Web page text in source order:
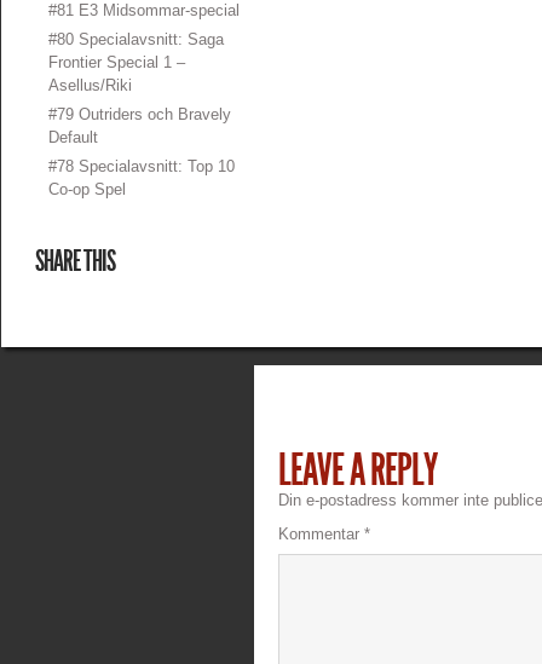
#81 E3 Midsommar-special
#80 Specialavsnitt: Saga
Frontier Special 1 –
Asellus/Riki
#79 Outriders och Bravely
Default
#78 Specialavsnitt: Top 10
Co-op Spel
SHARE THIS
LEAVE A REPLY
Din e-postadress kommer inte
Kommentar *